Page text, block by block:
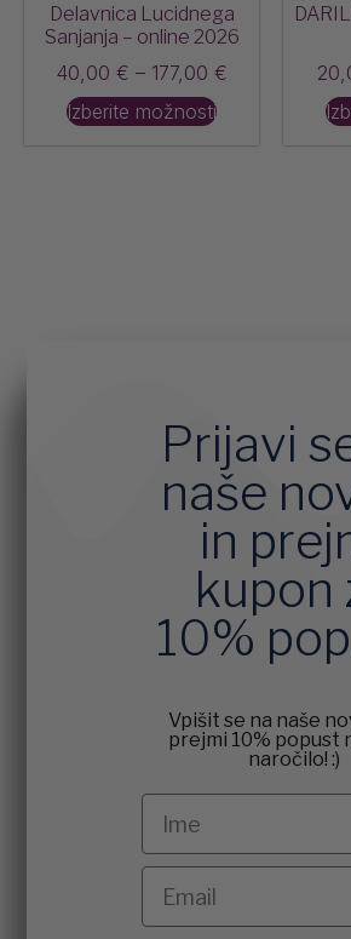
Delavnica Lucidnega
Sanjanja – online 2026
40,00 € – 177,00 €
Izberite možnosti
Prijavi
naše
in
kupon
10%
Vpišit se na naše
prejmi 10% popust
naročilo! :)
Ime
Email